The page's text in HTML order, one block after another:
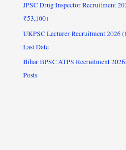
JPSC Drug Inspector Recruitment
₹53,100+
UKPSC Lecturer Recruitment 2026
Last Date
Bihar BPSC ATPS Recruitment
Posts